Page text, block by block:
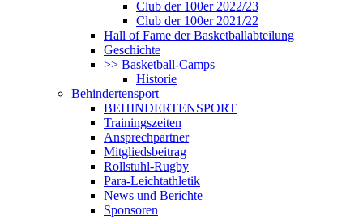
Club der 100er 2022/23
Club der 100er 2021/22
Hall of Fame der Basketballabteilung
Geschichte
>> Basketball-Camps
Historie
Behindertensport
BEHINDERTENSPORT
Trainingszeiten
Ansprechpartner
Mitgliedsbeitrag
Rollstuhl-Rugby
Para-Leichtathletik
News und Berichte
Sponsoren